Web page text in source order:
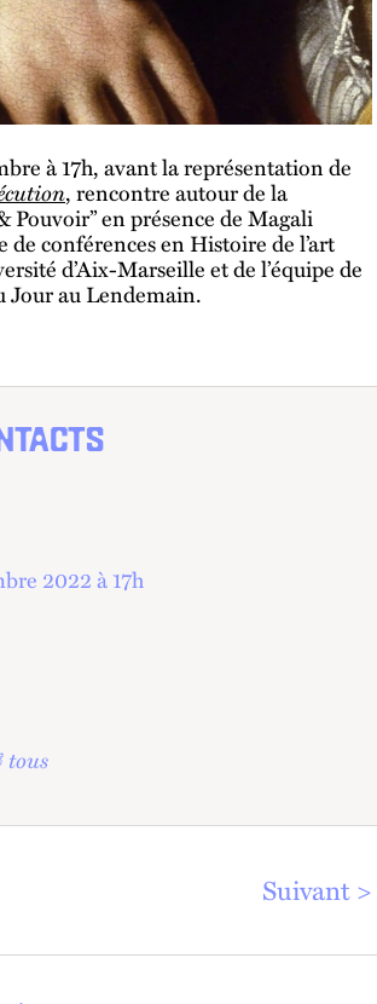
à 17h, avant la représentation de
, rencontre autour de la
Pouvoir” en présence de Magali
conférences en Histoire de l’art
d’Aix-Marseille et de l’équipe de
Jour au Lendemain.
2022 à 17h
pratiques
tous
Suivant